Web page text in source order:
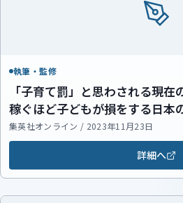
執筆・監修
「子育て罰」と思わされる現
稼ぐほど子どもが損をする日本
集英社オンライン / 2023年11月23日
詳細へ